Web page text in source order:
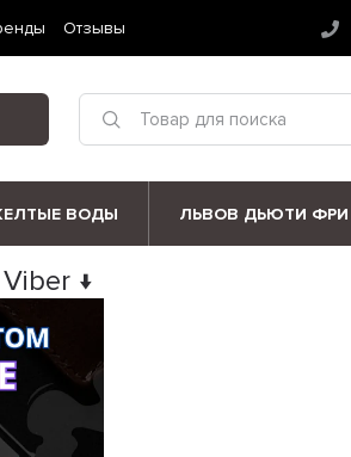
Отзывы
ВОДЫ ЛЬВОВ ДЬЮТИ ФРИ
↓